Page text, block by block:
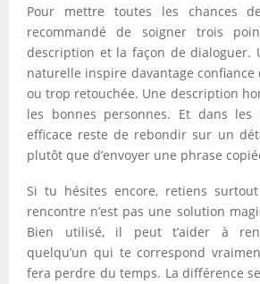
Pour mettre toutes les chances
recommandé de soigner trois
description et la façon de dialoguer.
naturelle inspire davantage confiance
ou trop retouchée. Une description
les bonnes personnes. Et dans les
efficace reste de rebondir sur un
plutôt que d’envoyer une phrase
Si tu hésites encore, retiens
rencontre n’est pas une solution
Bien utilisé, il peut t’aider à
quelqu’un qui te correspond
fera perdre du temps. La différence